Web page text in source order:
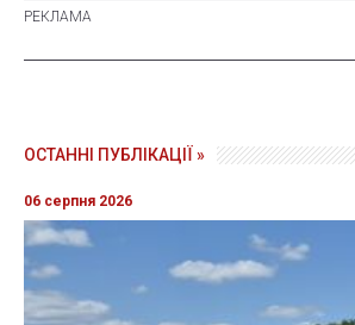
ОСТАННІ ПУБЛІКАЦІЇ »
06 серпня 2026